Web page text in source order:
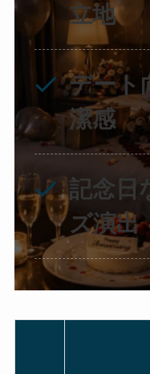
立地
デート
潔感
記念日
ズ演出